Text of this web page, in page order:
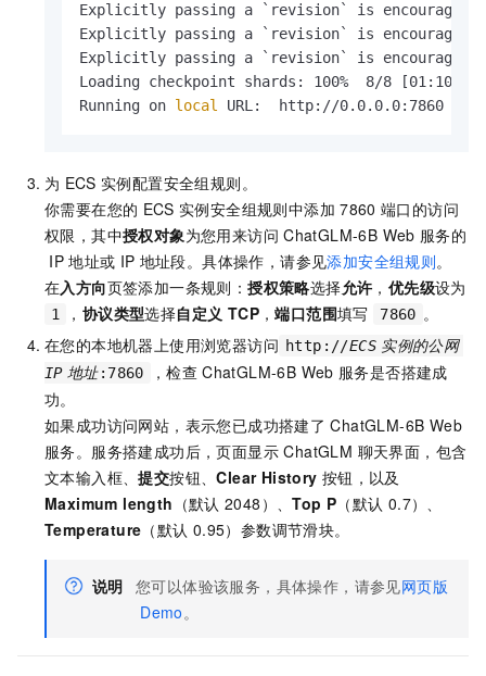
Explicitly passing a `revision` is encouraged
Explicitly passing a `revision` is encouraged
Explicitly passing a `revision` is encouraged
Loading checkpoint shards: 100%  8/8
Running on local URL:  http://0.0.0.0:7860
为 ECS 实例配置安全组规则。
你需要在您的 ECS 实例安全组规则中添加 7860 端口的访问
权限，其中授权对象为您用来访问 ChatGLM-6B Web 服务的
IP 地址或 IP 地址段。具体操作，请参见添加安全组规则。
在入方向页签添加一条规则：授权策略选择允许 ， 优先级设为
1 ， 协议类型选择自定义 TCP ，端口范围填写 7860 。
在您的本地机器上使用浏览器访问 http://ECS 实例的公网
IP 地址:7860 ，检查 ChatGLM-6B Web 服务是否搭建成
功。
如果成功访问网站，表示您已成功搭建了 ChatGLM-6B Web
服务。服务搭建成功后，页面显示 ChatGLM 聊天界面，包含
文本输入框、提交按钮、Clear History 按钮，以及
Maximum length （默认 2048）、Top P （默认 0.7）、
Temperature （默认 0.95）参数调节滑块。
说明 您可以体验该服务，具体操作，请参见网页版
Demo。